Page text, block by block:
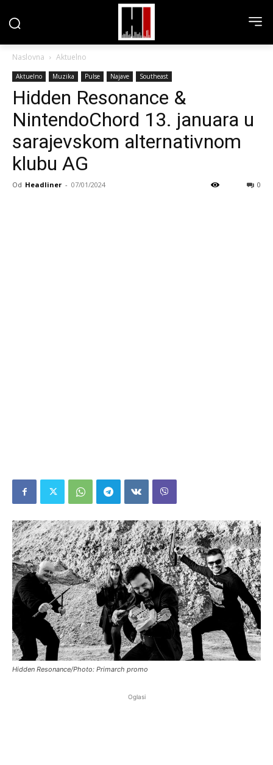
Naslovna Aktuelno
Aktuelno Muzika Pulse Najave Southeast
Hidden Resonance &
NintendoChord 13. januara u
sarajevskom alternativnom
klubu AG
Od Headliner - 07/01/2024 0
Hidden Resonance/Photo: Primarch promo
Oglasi